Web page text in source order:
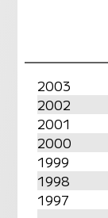
2003
2002
2001
2000
1999
1998
1997